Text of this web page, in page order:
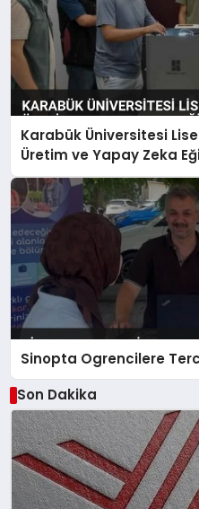
Karabük Üniversitesi
Üretim ve Yapay Zeka
Sinopta Ogrencilere
Son Dakika